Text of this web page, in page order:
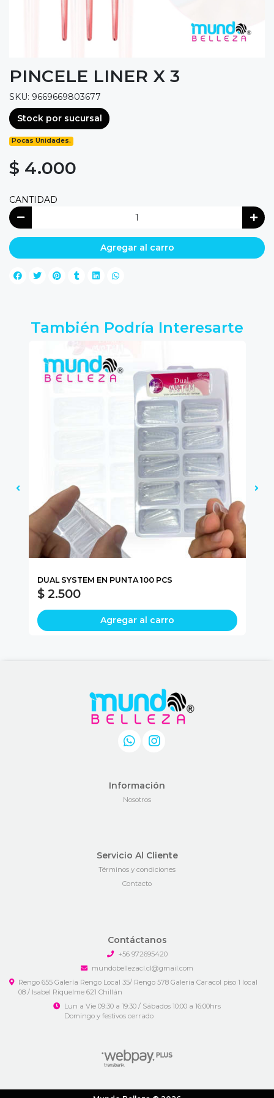
PINCELE LINER X 3
SKU: 9669669803677
Stock por sucursal
Pocas Unidades.
$ 4.000
CANTIDAD
Agregar al carro
También Podría Interesarte
DUAL SYSTEM EN PUNTA 100 PCS
$ 2.500
Agregar al carro
Información
Nosotros
Servicio Al Cliente
Términos y condiciones
Contacto
Contáctanos
+56 972695420
mundobellezacl.cl@gmail.com
Rengo 655 Galería Rengo Local 35/ Rengo 578 Galeria Caracol piso 1 local
08 / Isabel Riquelme 621 Chillán
Lun a Vie 09:30 a 19:30 / Sábados 10:00 a 16:00hrs
Domingo y festivos cerrado